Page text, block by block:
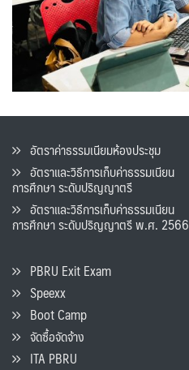
อัตราค่าธรรมเนียมห้องประชุม
อัตราและวิธีการเก็บค่าธรรมเนียน
การศึกษา ระดับปริญญาตรี
อัตราและวิธีการเก็บค่าธรรมเนียน
การศึกษา ระดับปริญญาตรี พ.ศ. 2566
PBRU Exit Exam
Speexx
Boot Camp
จัดซื้อจัดจ้าง
ITA PBRU